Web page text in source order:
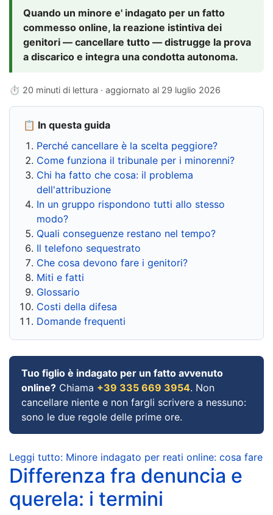
Quando un minore e' indagato per un fatto
commesso online, la reazione istintiva dei
genitori — cancellare tutto — distrugge la prova
a discarico e integra una condotta autonoma.
⏱ 20 minuti di lettura · aggiornato al 29 luglio 2026
📋 In questa guida
Perché cancellare è la scelta peggiore?
Come funziona il tribunale per i minorenni?
Chi ha fatto che cosa: il problema
dell'attribuzione
In un gruppo rispondono tutti allo stesso
modo?
Quali conseguenze restano nel tempo?
Il telefono sequestrato
Che cosa devono fare i genitori?
Miti e fatti
Glossario
Costi della difesa
Domande frequenti
Tuo figlio è indagato per un fatto avvenuto
online? Chiama +39 335 669 3954. Non
cancellare niente e non fargli scrivere a nessuno:
sono le due regole delle prime ore.
Leggi tutto: Minore indagato per reati online: cosa fare
Differenza fra denuncia e
querela: i termini